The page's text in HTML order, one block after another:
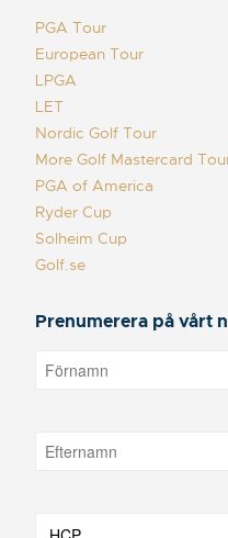
PGA Tour
European Tour
LPGA
LET
Nordic Golf Tour
More Golf Mastercard
PGA of America
Ryder Cup
Solheim Cup
Golf.se
Prenumerera på vårt